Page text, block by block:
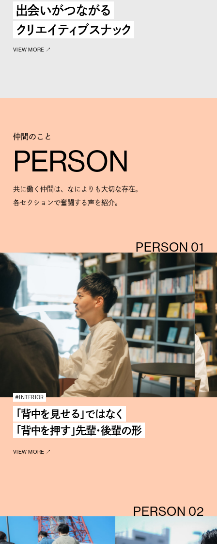
出会いがつながる
クリエイティブスナック
VIEW MORE ↗︎
仲間のこと
PERSON
共に働く仲間は、なによりも大切な存在。
各セクションで奮闘する声を紹介。
PERSON 01
#INTERIOR
「背中を見せる」ではなく
「背中を押す」先輩・後輩の形
VIEW MORE ↗︎
PERSON 02